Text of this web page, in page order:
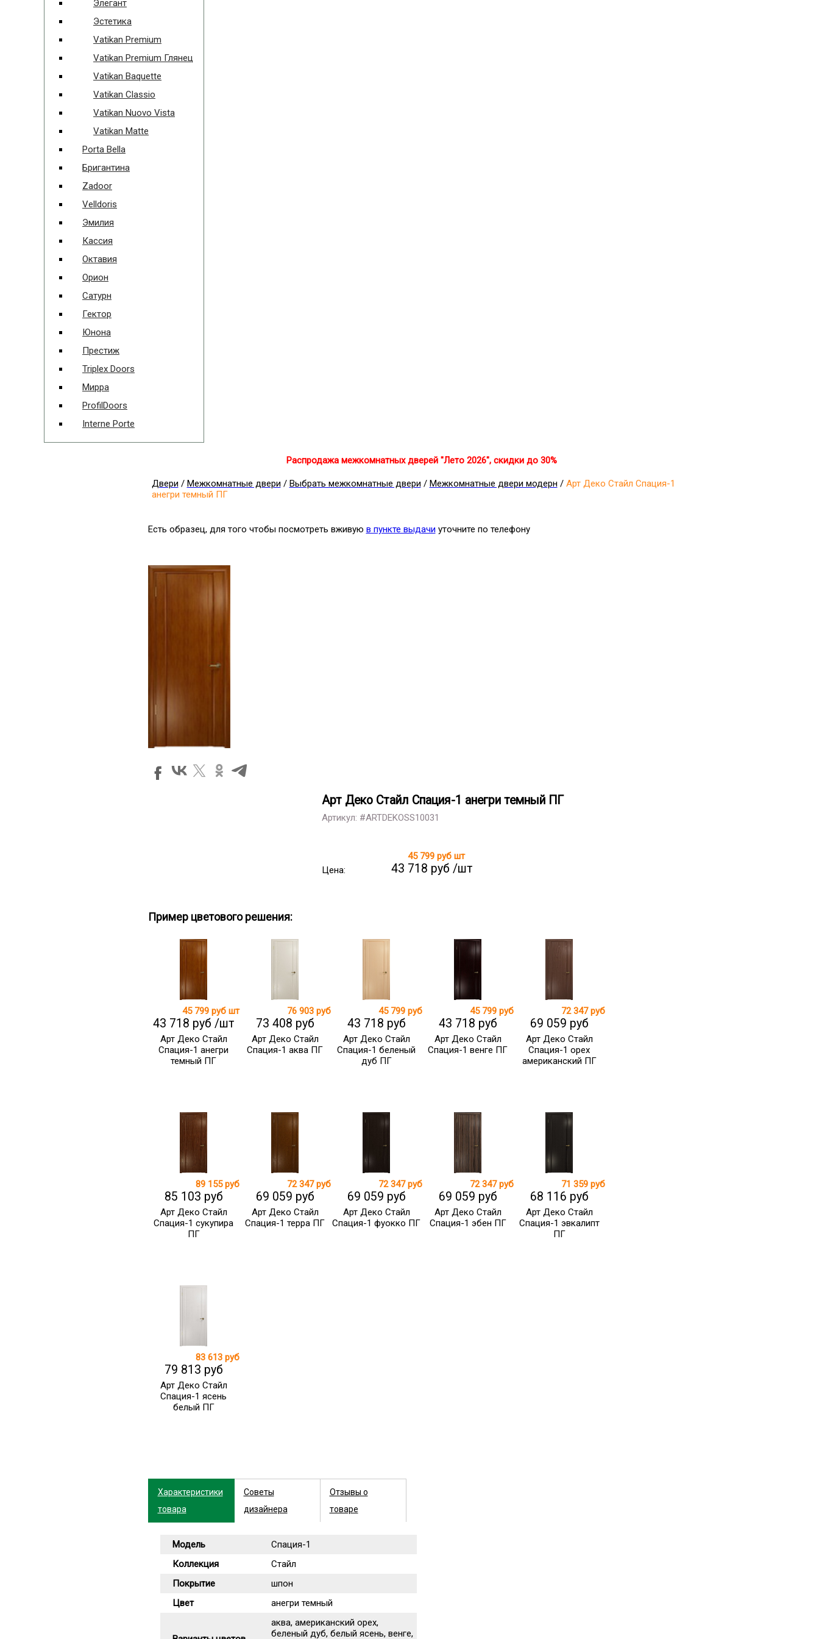
Элегант
Эстетика
Vatikan Premium
Vatikan Premium Глянец
Vatikan Baquette
Vatikan Classio
Vatikan Nuovo Vista
Vatikan Matte
Porta Bella
Бригантина
Zadoor
Velldoris
Эмилия
Кассия
Октавия
Орион
Сатурн
Гектор
Юнона
Престиж
Triplex Doors
Мирра
ProfilDoors
Interne Porte
Распродажа межкомнатных дверей "Лето 2026", скидки до 30%
Двери / Межкомнатные двери / Выбрать межкомнатные двери / Межкомнатные двери модерн / Арт Деко Стайл Спация-1
анегри темный ПГ
Есть образец, для того чтобы посмотреть вживую в пункте выдачи уточните по телефону
Арт Деко Стайл Спация-1 анегри темный ПГ
Артикул: #ARTDEKOSS10031
Цена:
45 799 руб шт
43 718 руб /шт
Пример цветового решения:
45 799 руб шт
43 718 руб /шт
Арт Деко Стайл
Спация-1 анегри
темный ПГ
76 903 руб
73 408 руб
Арт Деко Стайл
Спация-1 аква ПГ
45 799 руб
43 718 руб
Арт Деко Стайл
Спация-1 беленый
дуб ПГ
45 799 руб
43 718 руб
Арт Деко Стайл
Спация-1 венге ПГ
72 347 руб
69 059 руб
Арт Деко Стайл
Спация-1 орех
американский ПГ
89 155 руб
85 103 руб
Арт Деко Стайл
Спация-1 сукупира
ПГ
72 347 руб
69 059 руб
Арт Деко Стайл
Спация-1 терра ПГ
72 347 руб
69 059 руб
Арт Деко Стайл
Спация-1 фуокко ПГ
72 347 руб
69 059 руб
Арт Деко Стайл
Спация-1 эбен ПГ
71 359 руб
68 116 руб
Арт Деко Стайл
Спация-1 эвкалипт
ПГ
83 613 руб
79 813 руб
Арт Деко Стайл
Спация-1 ясень
белый ПГ
Характеристики
товара
Советы
дизайнера
Отзывы о
товаре
Модель
Спация-1
Коллекция
Стайл
Покрытие
шпон
Цвет
анегри темный
аква, американский орех,
беленый дуб, белый ясень, венге,